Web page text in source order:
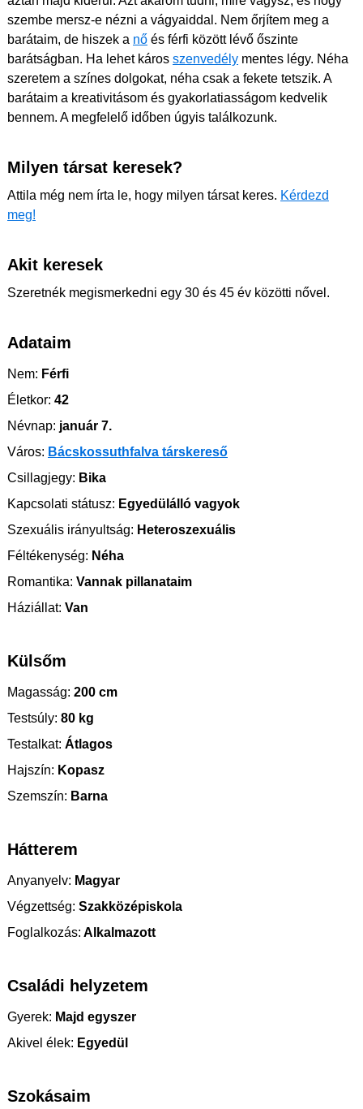
szembe mersz-e nézni a vágyaiddal. Nem őrjítem meg a
barátaim, de hiszek a nő és férfi között lévő őszinte
barátságban. Ha lehet káros szenvedély mentes légy. Néha
szeretem a színes dolgokat, néha csak a fekete tetszik. A
barátaim a kreativitásom és gyakorlatiasságom kedvelik
bennem. A megfelelő időben úgyis találkozunk.
Milyen társat keresek?
Attila még nem írta le, hogy milyen társat keres. Kérdezd
meg!
Akit keresek
Szeretnék megismerkedni egy 30 és 45 év közötti nővel.
Adataim
Nem: Férfi
Életkor: 42
Névnap: január 7.
Város: Bácskossuthfalva társkereső
Csillagjegy: Bika
Kapcsolati státusz: Egyedülálló vagyok
Szexuális irányultság: Heteroszexuális
Féltékenység: Néha
Romantika: Vannak pillanataim
Háziállat: Van
Külsőm
Magasság: 200 cm
Testsúly: 80 kg
Testalkat: Átlagos
Hajszín: Kopasz
Szemszín: Barna
Hátterem
Anyanyelv: Magyar
Végzettség: Szakközépiskola
Foglalkozás: Alkalmazott
Családi helyzetem
Gyerek: Majd egyszer
Akivel élek: Egyedül
Szokásaim